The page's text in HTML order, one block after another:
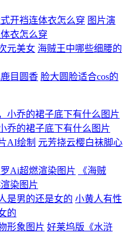
图片演
衣怎么穿
海贼王中哪些细腰的
脸大圆脸适合cos的
乔的裙子底下有什么图片
元芳挠云樱白袜脚心
《海贼
染图片
小黄人有性
的
好莱坞版《水浒